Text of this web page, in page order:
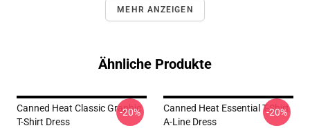
MEHR ANZEIGEN
Ähnliche Produkte
Canned Heat Classic Graphic
T-Shirt Dress
-20%
Canned Heat Essential T-Shirt
A-Line Dress
-20%